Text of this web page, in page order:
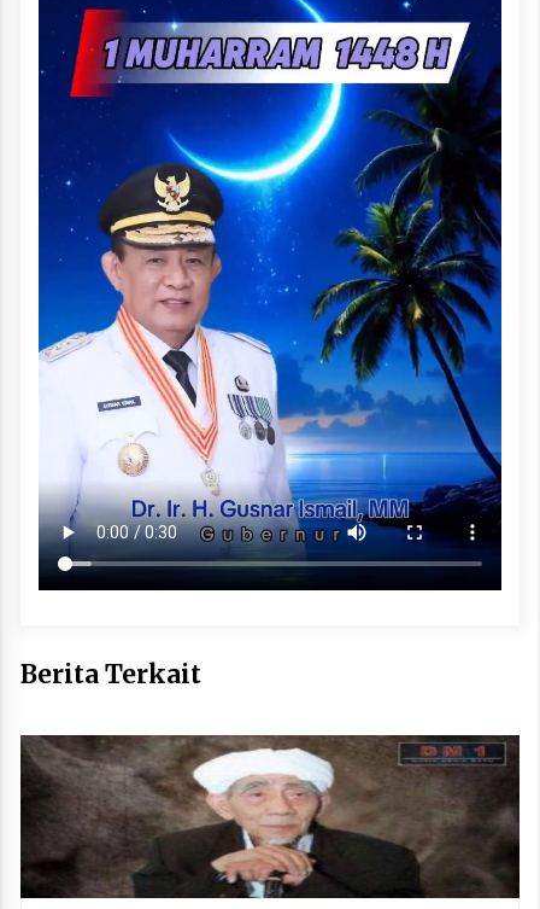
Berita Terkait